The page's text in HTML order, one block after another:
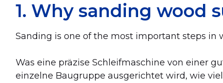
1. Why sanding wood
Sanding is one of the most important steps in
Was eine präzise Schleifmaschine von einer
einzelne Baugruppe ausgerichtet wird, wie